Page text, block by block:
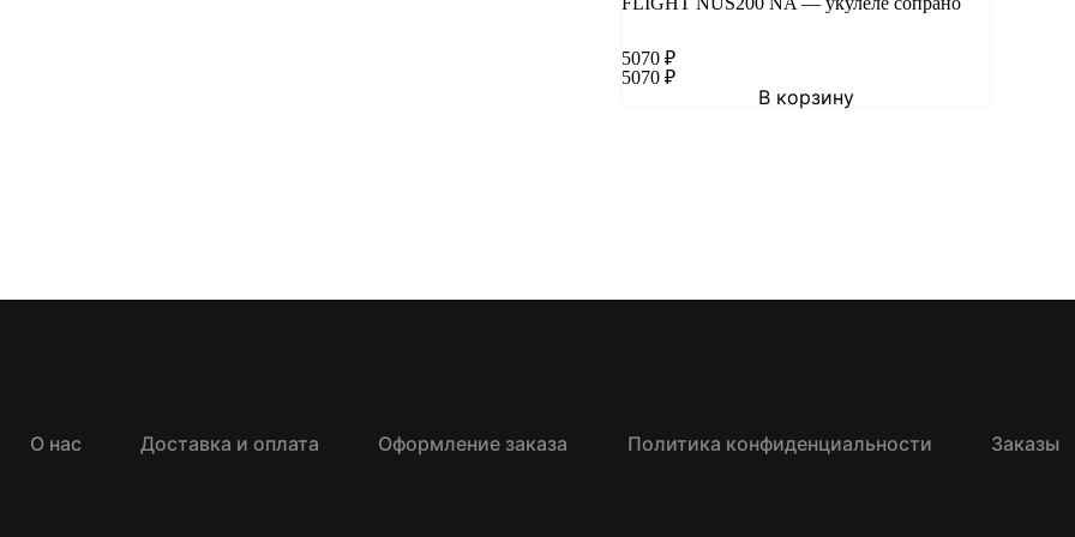
5070₽
5070₽
В корзину
О нас Доставка и оплата Оформление заказа Политика конфиденциальности Заказы